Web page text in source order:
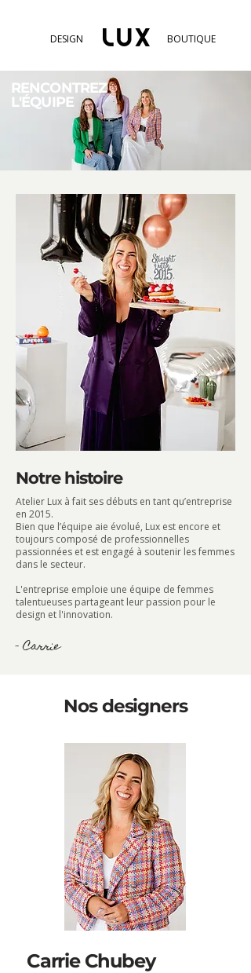
DESIGN BOUTIQUE
RENCONTREZ
L'ÉQUIPE
Notre histoire
Atelier Lux à fait ses débuts en tant qu’entreprise
en 2015.
Bien que l’équipe aie évolué, Lux est encore et
toujours composé de professionnelles
passionnées et est engagé à soutenir les femmes
dans le secteur.
L'entreprise emploie une équipe de femmes
talentueuses partageant leur passion pour le
design et l'innovation.
- Carrie
Nos designers
Carrie Chubey